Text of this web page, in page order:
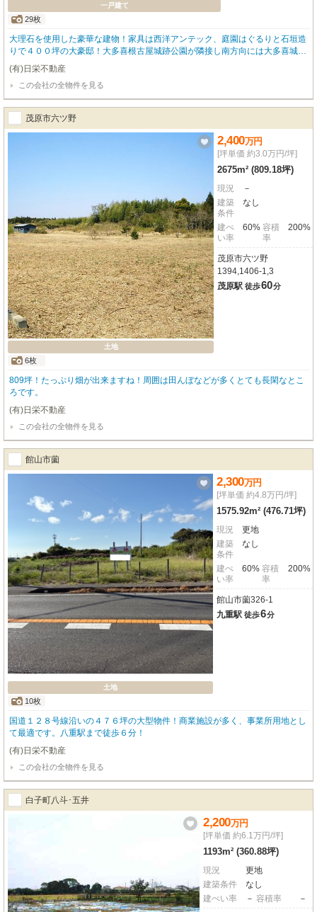
一戸建て
29枚
大理石を使用した豪華な建物！家具は西洋アンテック、庭園はぐるりと石垣造
りで４００坪の大豪邸！大多喜根古屋城跡公園が隣接し南方向には大多喜城！
居住、別荘、会社の福利厚生施設など色々な用途で！値下げ４５００万→３６
００万（Ｒ8.5.17）
(有)日栄不動産
この会社の全物件を見る
茂原市六ツ野
土地
6枚
2,400万円
[坪単価 約3.0万円/坪]
2675m² (809.18坪)
現況
－
建築
条件
なし
建ぺ
い率
60% 容積
率
200%
茂原市六ツ野
1394,1406-1,3
茂原駅 徒歩60分
809坪！たっぷり畑が出来ますね！周囲は田んぼなどが多くとても長閑なとこ
ろです。
(有)日栄不動産
この会社の全物件を見る
館山市薗
土地
10枚
2,300万円
[坪単価 約4.8万円/坪]
1575.92m² (476.71坪)
現況
更地
建築
条件
なし
建ぺ
い率
60% 容積
率
200%
館山市薗326-1
九重駅 徒歩6分
国道１２８号線沿いの４７６坪の大型物件！商業施設が多く、事業所用地とし
て最適です。八重駅まで徒歩６分！
(有)日栄不動産
この会社の全物件を見る
白子町八斗･五井
2,200万円
[坪単価 約6.1万円/坪]
1193m² (360.88坪)
現況
更地
建築条件
なし
建ぺい率
－ 容積率 －